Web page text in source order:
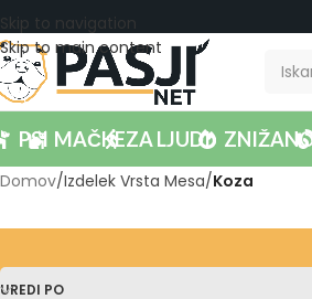
Skip to navigation
Skip to main content
PSI MAČKEZA LJUDI
Domov/Izdelek Vrsta Mesa/Koza
UREDI PO